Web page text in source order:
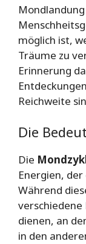
möglich ist,
Träume zu
Erinnerung
Reichweite
Die
Die
Energien,
Während
verschiedene
dienen, an
in den